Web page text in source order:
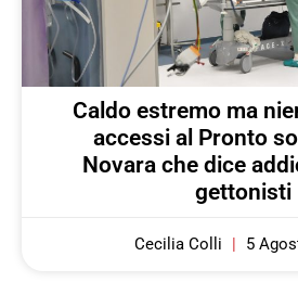
Caldo estremo ma
accessi al Pronto
Novara che dice
gettonisti
Cecilia Colli 5